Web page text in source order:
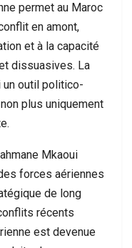
permet au Maroc
en amont,
et à la capacité
dissuasives. La
un outil politico-
plus uniquement
Mkaoui
forces aériennes
de long
récents
est devenue